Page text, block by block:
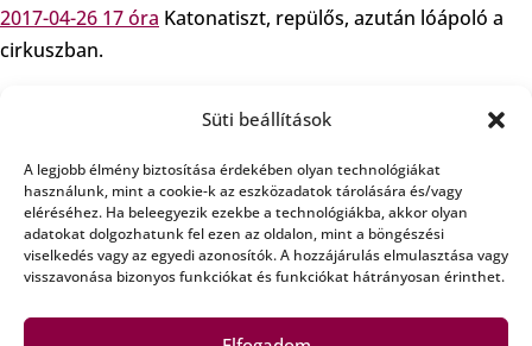
Süti beállítások
A legjobb élmény biztosítása érdekében olyan technológiákat
használunk, mint a cookie-k az eszközadatok tárolására és/vagy
eléréséhez. Ha beleegyezik ezekbe a technológiákba, akkor olyan
adatokat dolgozhatunk fel ezen az oldalon, mint a böngészési
viselkedés vagy az egyedi azonosítók. A hozzájárulás elmulasztása vagy
visszavonása bizonyos funkciókat és funkciókat hátrányosan érinthet.
2017-04-26 17 óra Katonatiszt, repülős, azután lóápoló a
cirkuszban.
és fegyelem, alkalom adtán mámor és repülés, sőt minden
bizonnyal van néhány állat is, amiről, vagy amikről viszont
nem fogunk beszélni.
A Rádió Bézs vendég Héjj János.
2017-04-19 16 óra
2017-04-19 17 óra1. Deutérium megvonás?